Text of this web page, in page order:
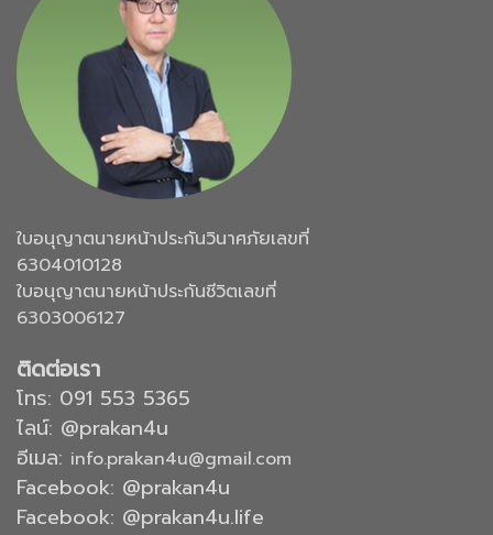
ใบอนุญาตนายหน้าประกันวินาศภัยเลขที่
6304010128
ใบอนุญาตนายหน้าประกันชีวิตเลขที่
6303006127
ติดต่อเรา
โทร: 091 553 5365
ไลน์: @prakan4u
อีเมล: info.prakan4u@gmail.com
Facebook: @prakan4u
Facebook: @prakan4u.life